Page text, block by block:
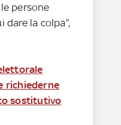
persone
dare la colpa”,
richiederne
sostitutivo